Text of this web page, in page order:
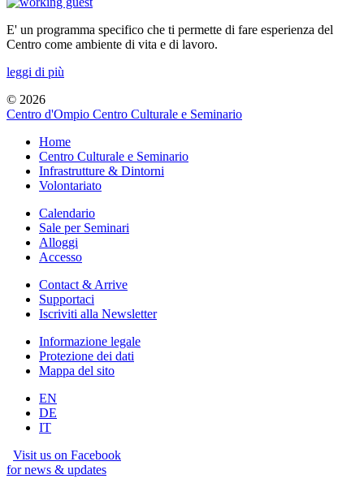
E' un programma specifico che ti permette di fare esperienza del
Centro come ambiente di vita e di lavoro.
leggi di più
© 2026
Centro d'Ompio Centro Culturale e Seminario
Home
Centro Culturale e Seminario
Infrastrutture & Dintorni
Volontariato
Calendario
Sale per Seminari
Alloggi
Accesso
Contact & Arrive
Supportaci
Iscriviti alla Newsletter
Informazione legale
Protezione dei dati
Mappa del sito
EN
DE
IT
Visit us on Facebook
for news & updates